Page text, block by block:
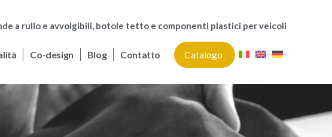
a rullo e avvolgibili, botole tetto e componenti plastici per veicoli
Co-design Blog Contatto Catalogo